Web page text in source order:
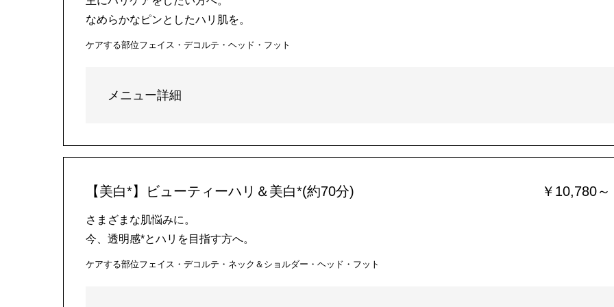
なめらかなピンとしたハリ肌を。
ケアする部位フェイス・デコルテ・ヘッド・フット
メニュー詳細
【美白*】ビューティーハリ＆美白*(約70分) ￥10,780～
さまざまな肌悩みに。
今、透明感*とハリを目指す方へ。
ケアする部位フェイス・デコルテ・ネック＆ショルダー・ヘッド・フット